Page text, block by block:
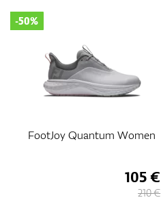
FootJoy Quantum Women
-50%
105 €
210 €